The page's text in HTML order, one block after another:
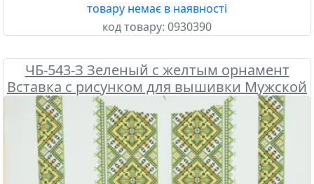
товару немає в наявності
код товару: 0930390
ЧБ-543-З Зеленый с желтым орнамент
Вставка с рисунком для вышивки Мужской
сорочки , Бісерок